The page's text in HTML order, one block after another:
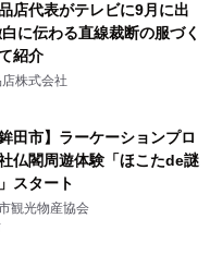
店代表がテレビに9月に出
に伝わる直線裁断の服づく
紹介
株式会社
田市】ラーケーションプロ
仏閣周遊体験「ほこたde謎
スタート
観光物産協会